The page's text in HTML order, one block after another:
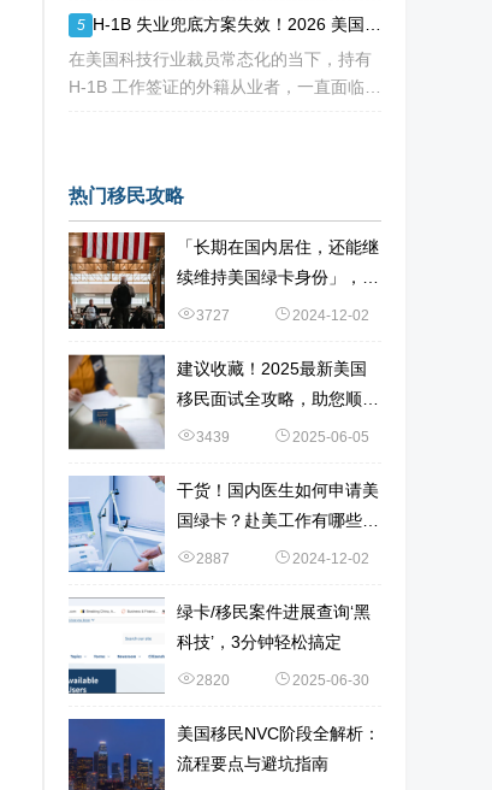
不用提前赴美求职、不用绑定美国雇主、
无需上百万美元投资
5
在美国科技行业裁员常态化的当下，持有
H-1B 工作签证的外籍从业者，一直面临独
热门移民攻略
「长期在国内居住，还能继
续维持美国绿卡身份」，如
何办到？
3727 2024-12-02
建议收藏！2025最新美国
移民面试全攻略，助您顺利
通关~
3439 2025-06-05
干货！国内医生如何申请美
国绿卡？赴美工作有哪些选
择？2887 2024-12-02
绿卡/移民案件进展查询‘黑
科技’，3分钟轻松搞定
2820 2025-06-30
美国移民NVC阶段全解析：
流程要点与避坑指南